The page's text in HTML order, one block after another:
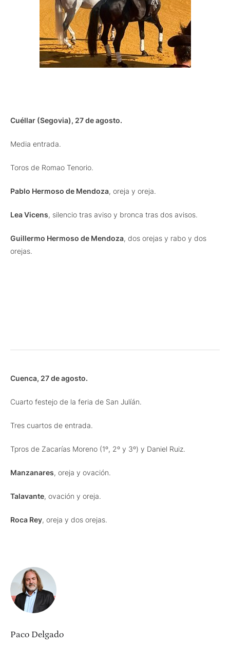
Cuéllar (Segovia), 27 de agosto.
Media entrada.
Toros de Romao Tenorio.
Pablo Hermoso de Mendoza, oreja y oreja.
Lea Vicens, silencio tras aviso y bronca tras dos avisos.
Guillermo Hermoso de Mendoza, dos orejas y rabo y dos
orejas.
Cuenca, 27 de agosto.
Cuarto festejo de la feria de San Julíán.
Tres cuartos de entrada.
Tpros de Zacarías Moreno (1º, 2º y 3º) y Daniel Ruiz.
Manzanares, oreja y ovación.
Talavante, ovación y oreja.
Roca Rey, oreja y dos orejas.
Paco Delgado